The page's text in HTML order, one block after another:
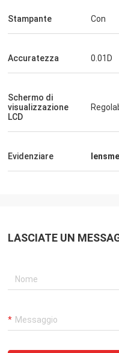
Ho provato più di 10 fornitori per
affare degli strumenti ottici ma
professionali reali per risolvere i
Stampante Con
Accuratezza 0.01D
Schermo di
visualizzazione
LCD
Evidenziare
LASCIATE UN